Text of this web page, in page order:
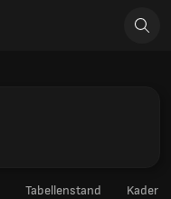
Tabellenstand Kader